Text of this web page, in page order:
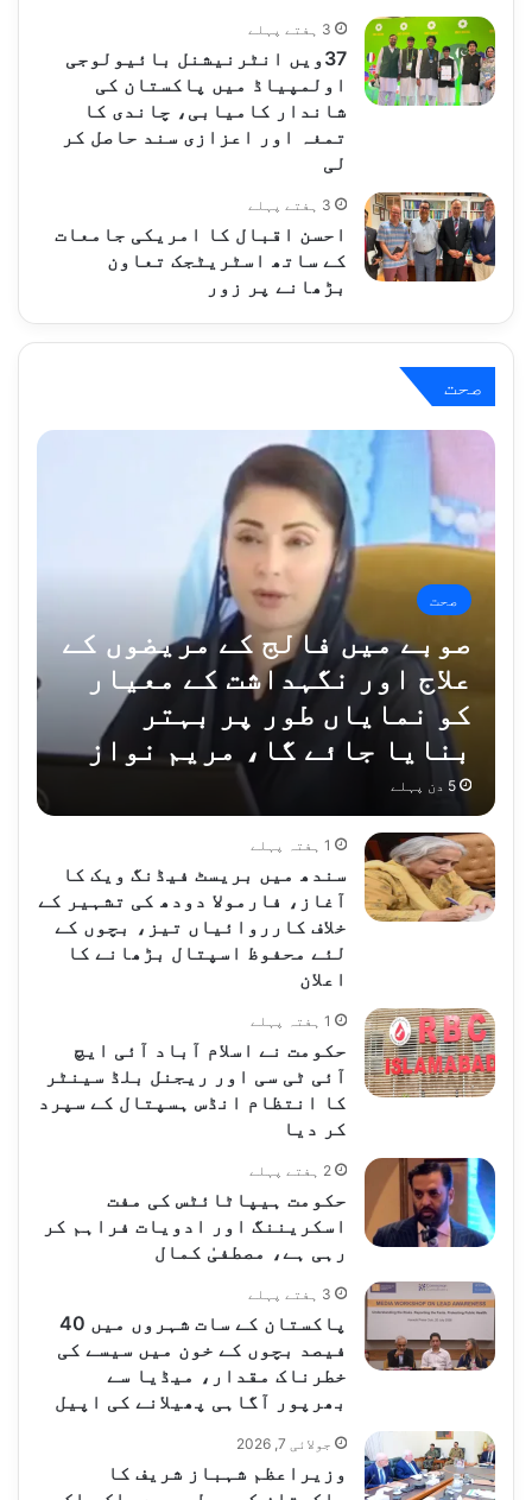
3 ہفتے پہلے
37ویں انٹرنیشنل بائیولوجی
اولمپیاڈ میں پاکستان کی
شاندار کامیابی، چاندی کا
تمغہ اور اعزازی سند حاصل کر
لی
3 ہفتے پہلے
احسن اقبال کا امریکی جامعات
کے ساتھ اسٹریٹجک تعاون
بڑھانے پر زور
صحت
صحت
صوبے میں فالج کے مریضوں کے
علاج اور نگہداشت کے معیار
کو نمایاں طور پر بہتر
بنایا جائے گا، مریم نواز
5 دن پہلے
1 ہفتہ پہلے
سندھ میں بریسٹ فیڈنگ ویک کا
آغاز، فارمولا دودھ کی تشہیر کے
خلاف کارروائیاں تیز، بچوں کے
لئے محفوظ اسپتال بڑھانے کا
اعلان
1 ہفتہ پہلے
حکومت نے اسلام آباد آئی ایچ
آئی ٹی سی اور ریجنل بلڈ سینٹر
کا انتظام انڈس ہسپتال کے سپرد
کر دیا
2 ہفتے پہلے
حکومت ہیپاٹائٹس کی مفت
اسکریننگ اور ادویات فراہم کر
رہی ہے، مصطفیٰ کمال
3 ہفتے پہلے
پاکستان کے سات شہروں میں 40
فیصد بچوں کے خون میں سیسے کی
خطرناک مقدار، میڈیا سے
بھرپور آگاہی پھیلانے کی اپیل
جولائی 7, 2026
وزیراعظم شہباز شریف کا